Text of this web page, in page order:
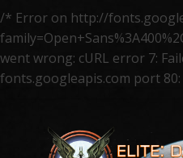
/* Error on http://
went wrong: cURL error 7:
fonts.googleapis.com port